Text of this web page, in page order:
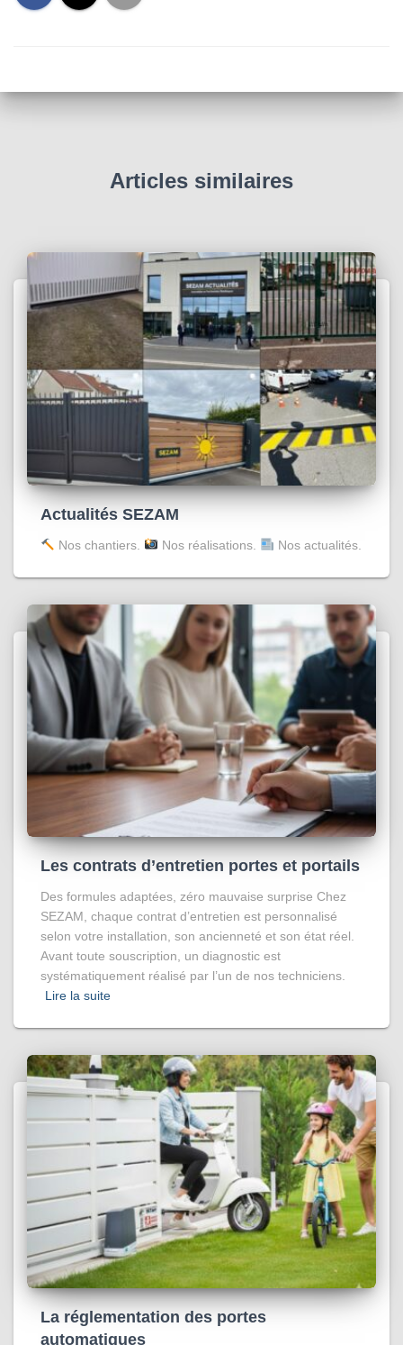
Articles similaires
Actualités SEZAM
Nos chantiers. Nos réalisations. Nos actualités.
Les contrats d’entretien portes et portails
Des formules adaptées, zéro mauvaise surprise Chez
SEZAM, chaque contrat d’entretien est personnalisé
selon votre installation, son ancienneté et son état réel.
Avant toute souscription, un diagnostic est
systématiquement réalisé par l’un de nos techniciens.
Lire la suite
La réglementation des portes
automatiques